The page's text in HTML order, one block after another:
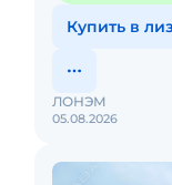
Купить в
05.08.2026
ЛОНЭМ